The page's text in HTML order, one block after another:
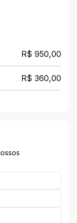
R$ 950,00
R$ 360,00